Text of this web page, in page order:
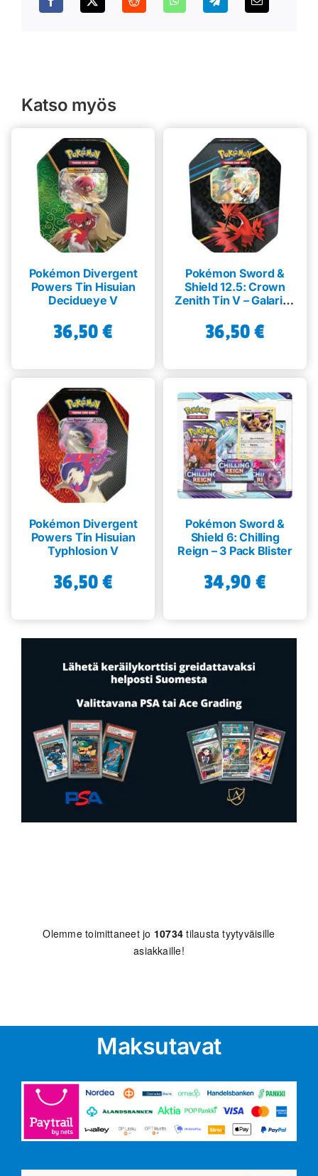
Katso myös
Pokémon Divergent
Powers Tin Hisuian
Decidueye V
36,50€
Pokémon Sword &
Shield 12.5: Crown
Zenith Tin V – Galarian
36,50€
Pokémon Divergent
Powers Tin Hisuian
Typhlosion V
36,50€
Pokémon Sword &
Shield 6: Chilling
Reign – 3 Pack Blister
34,90 €
Olemme toimittaneet jo 10734 tilausta tyytyväisille
asiakkaille!
Maksutavat